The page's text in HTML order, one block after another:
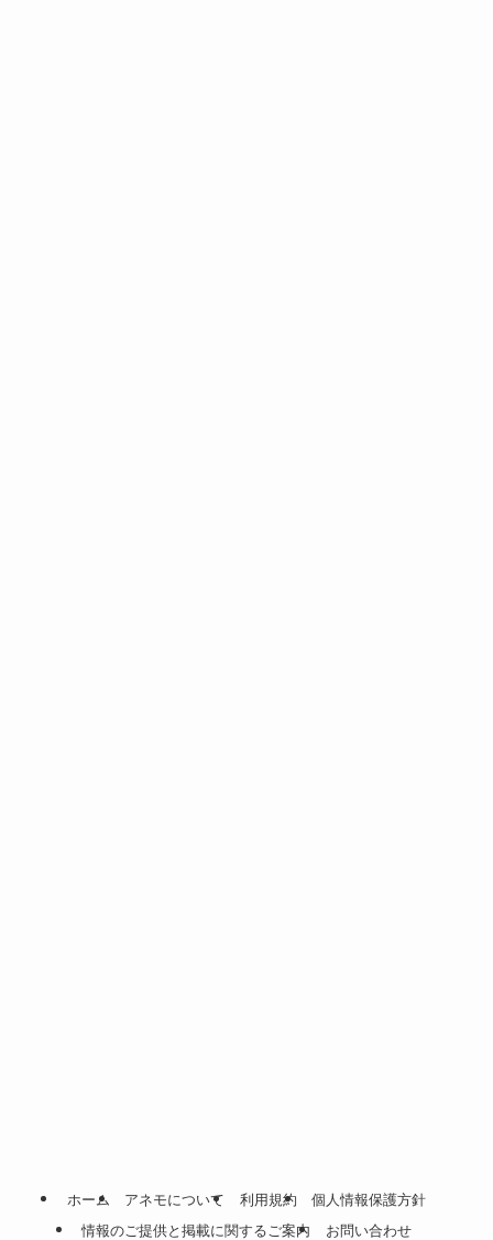
ホーム アネモについて 利用規約
個人情報保護方針
情報のご提供と掲載に関するご案内
お問い合わせ